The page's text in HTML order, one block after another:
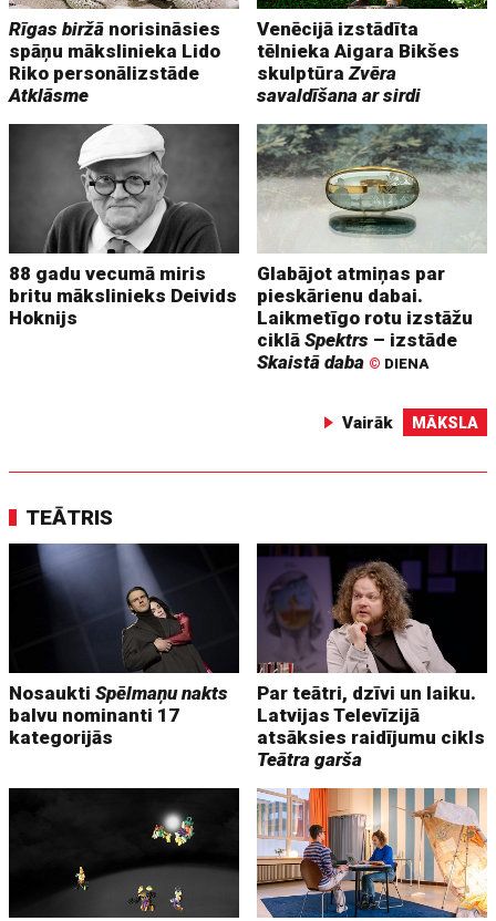
Rīgas biržā norisināsies
spāņu mākslinieka Lido
Riko personālizstāde
Atklāsme
Venēcijā izstādīta
tēlnieka Aigara Bikšes
skulptūraZvēra
savaldīšana ar sirdi
88 gadu vecumā miris
britu mākslinieks Deivids
Hoknijs
Glabājot atmiņas par
pieskārienu dabai.
Laikmetīgo rotu izstāžu
ciklāSpektrs – izstāde
Skaistā daba © DIENA
Vairāk MĀKSLA
TEĀTRIS
NosauktiSpēlmaņu nakts
balvu nominanti 17
kategorijās
Par teātri, dzīvi un laiku.
Latvijas Televīzijā
atsāksies raidījumu cikls
Teātra garša